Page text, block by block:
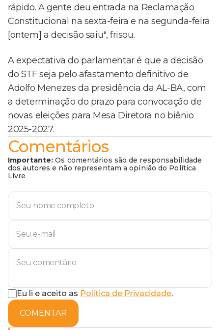
rápido. A gente deu entrada na Reclamação
Constitucional na sexta-feira e na segunda-feira
[ontem] a decisão saiu", frisou.
A expectativa do parlamentar é que a decisão
do STF seja pelo afastamento definitivo de
Adolfo Menezes da presidência da AL-BA, com
a determinação do prazo para convocação de
novas eleições para Mesa Diretora no biênio
2025-2027.
Comentários
Importante: Os comentários são de responsabilidade
dos autores e não representam a opinião do Política
Livre
Eu li e aceito as Política de Privacidade.
COMENTAR